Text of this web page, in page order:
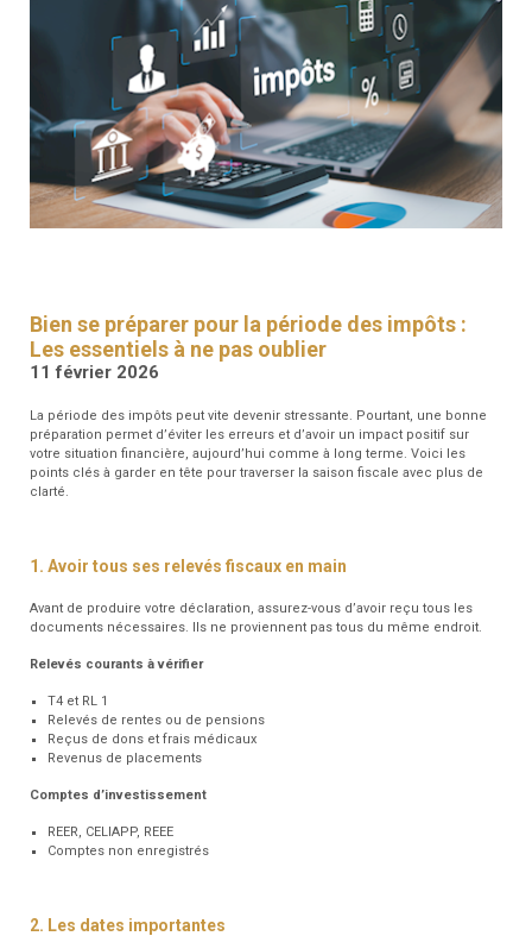
RENDEZ-
VOUS
Bien se préparer pour la période des impôts :
Les essentiels à ne pas oublier
11 février 2026
La période des impôts peut vite devenir stressante. Pourtant, une bonne
préparation permet d’éviter les erreurs et d’avoir un impact positif sur
votre situation financière, aujourd’hui comme à long terme. Voici les
points clés à garder en tête pour traverser la saison fiscale avec plus de
clarté.
1. Avoir tous ses relevés fiscaux en main
Avant de produire votre déclaration, assurez-vous d’avoir reçu tous les
documents nécessaires. Ils ne proviennent pas tous du même endroit.
Relevés courants à vérifier
T4 et RL 1
Relevés de rentes ou de pensions
Reçus de dons et frais médicaux
Revenus de placements
Comptes d’investissement
REER, CELIAPP, REEE
Comptes non enregistrés
2. Les dates importantes